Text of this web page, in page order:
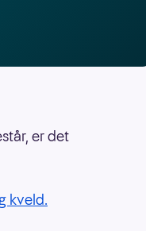
er det
kveld.